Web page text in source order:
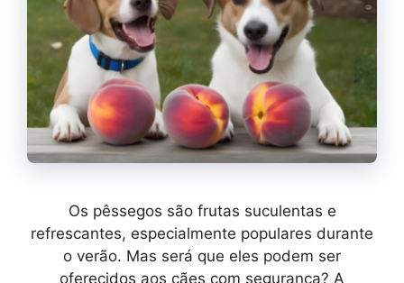
Os pêssegos são frutas suculentas e
refrescantes, especialmente populares durante
o verão. Mas será que eles podem ser
oferecidos aos cães com segurança? A